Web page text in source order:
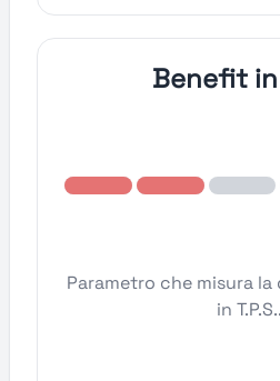
Benefit in
Parametro che misura
in T.P.S..